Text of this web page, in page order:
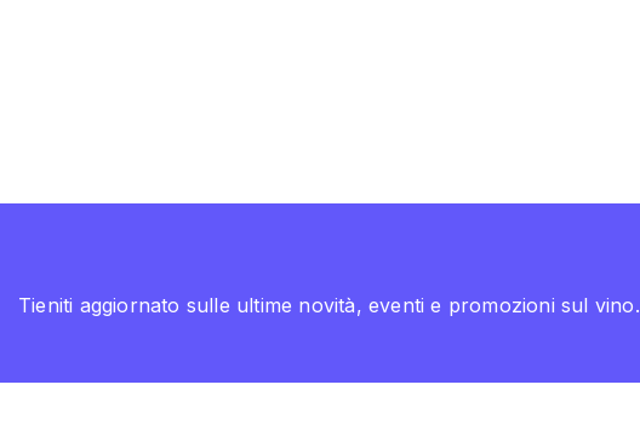
Tieniti aggiornato sulle ultime novità, eventi e promozioni sul vino.